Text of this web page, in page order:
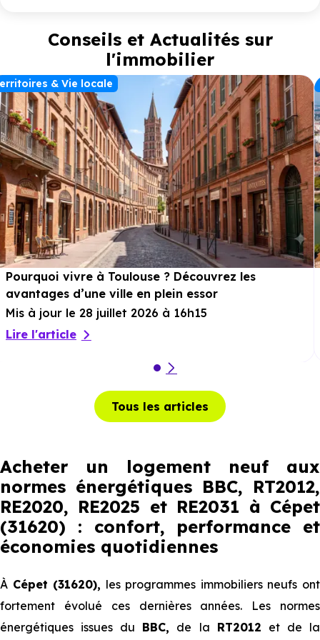
ce cadre de vie agréable. La résidence propose également
des stationnements en sous-sol, couverts ou aériens, ainsi
que des locaux à vélos pour faciliter les déplacements doux.
Une adresse recherchée à Cépet, parfaite pour vivre entre
nature et dynamisme toulousain.
Conseils et Actualités sur
l'immobilier
& Vie locale
Pourquoi vivre à Toulouse ? Découvrez les
avantages d’une ville en plein essor
Mis à jour le 28 juillet 2026 à 16h15
Lire l'article
Tous les articles
Acheter un logement neuf aux
normes énergétiques BBC, RT2012,
RE2020, RE2025 et RE2031 à Cépet
(31620) : confort, performance et
économies quotidiennes
À Cépet (31620), les programmes immobiliers neufs ont
fortement évolué ces dernières années. Les normes
énergétiques issues du BBC, de la RT2012 et de la